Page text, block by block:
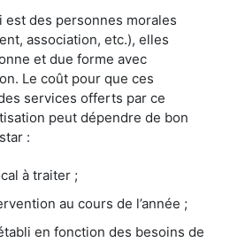
est des personnes morales
association, etc.), elles
et due forme avec
Le coût pour que ces
services offerts par ce
peut dépendre de bon
:
à traiter ;
au cours de l’année ;
en fonction des besoins de